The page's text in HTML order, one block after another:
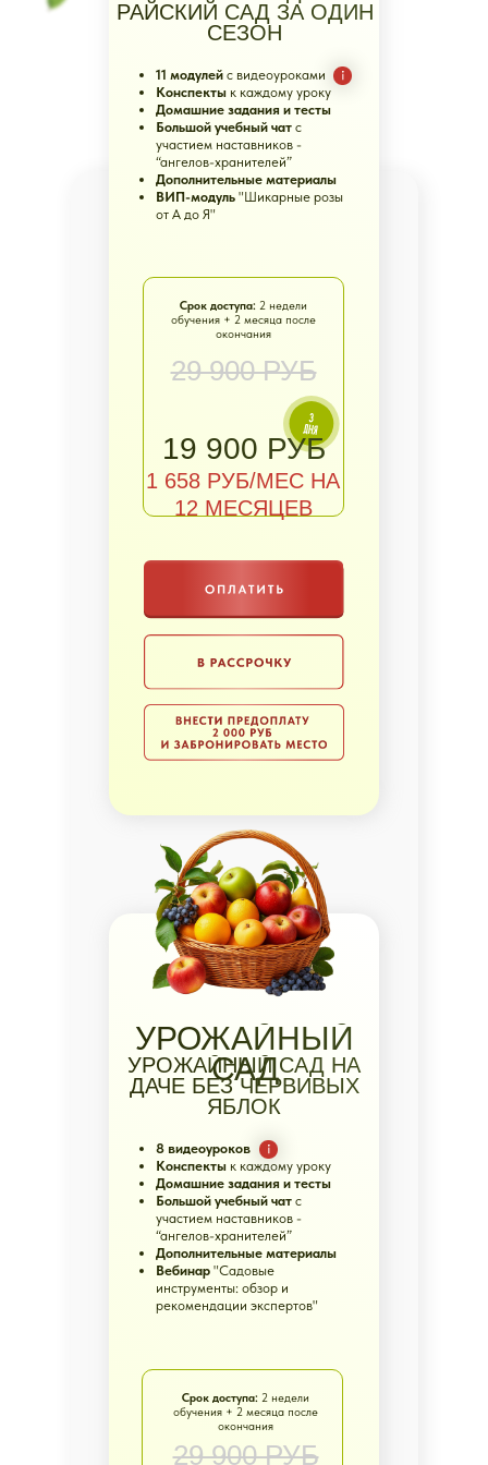
29 900 РУБ
Срок доступа: 2 недели
обучения + 2 месяца после
окончания
УРОЖАЙНЫЙ
САД
8 видеоуроков
Конспекты к каждому уроку
Домашние задания и тесты
Большой учебный чат с
участием наставников -
“ангелов-хранителей”
Дополнительные материалы
Вебинар "Садовые
инструменты: обзор и
рекомендации экспертов"
УРОЖАЙНЫЙ САД НА
ДАЧЕ БЕЗ ЧЕРВИВЫХ
ЯБЛОК
11 модулей с видеоуроками
Конспекты к каждому уроку
Домашние задания и тесты
Большой учебный чат с
участием наставников -
“ангелов-хранителей”
Дополнительные материалы
ВИП-модуль "Шикарные розы
от А до Я"
РАЙСКИЙ САД ЗА ОДИН
СЕЗОН
29 900 РУБ
1 658 РУБ/МЕС НА
12 МЕСЯЦЕВ
Срок доступа: 2 недели
обучения + 2 месяца после
окончания
19 900 РУБ
При покупке любого курсав течение
24 часов после вебинара
Это незаменимый помощник, чтобы
подобрать наиболее подходящие
деревья для своего сада.Там вы найдете
подсказки про подвой, влияющий на
размер, а иногда и срок жизни дерева.
обязательности их наличия. Особенности
самых распространенных плодовых
деревьев от севера до юга.
ответ на один из самых
часто волнующих садоводов вопросо
созревания в зависимости от сорта, что
поможет вам спланировать сбор и
ВЫ ПОЛУЧИТЕ
PDF
"ФРУКТОВЫЙ
АТЛАС: КАК
ВЫБРАТЬ
ДЕРЕВЬЯ С
УРОЖАЕМ НА
ДОЛГИЕ ГОДЫ"
НУЖНА
ПОМОЩЬ?
НАЖМИТЕ
Дипломированные агрономы,
и практики биометода с
опытом более 20 лет
Преподают садоводам
ЮЛИЯ
ВЯЧЕСЛАВ
ДНЕПРОВ